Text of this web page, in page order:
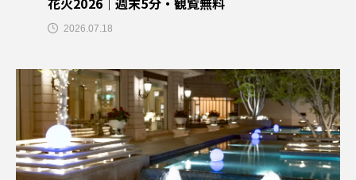
2026.07.18